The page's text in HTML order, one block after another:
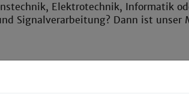
Elektrotechnik, Informatik
Signalverarbeitung? Dann ist